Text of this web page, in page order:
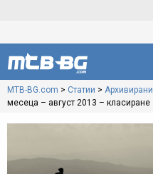
MTB-BG.com > Статии > Архивирани
месеца – август 2013 – класиране